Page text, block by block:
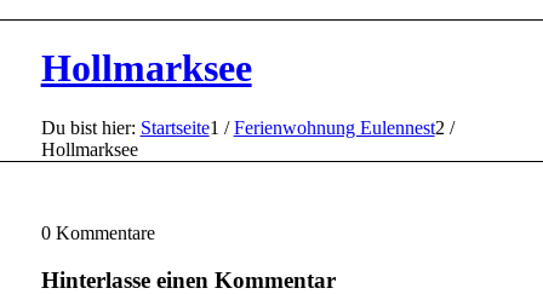
Hollmarksee
Du bist hier: Startseite1 / Ferienwohnung Eulennest2 /
Hollmarksee
0 Kommentare
Hinterlasse einen Kommentar